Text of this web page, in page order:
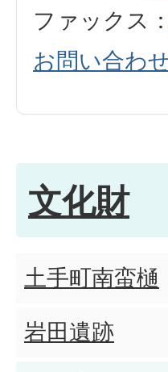
ファックス：
お問い合わ
文化財
土手町南蛮樋
岩田遺跡